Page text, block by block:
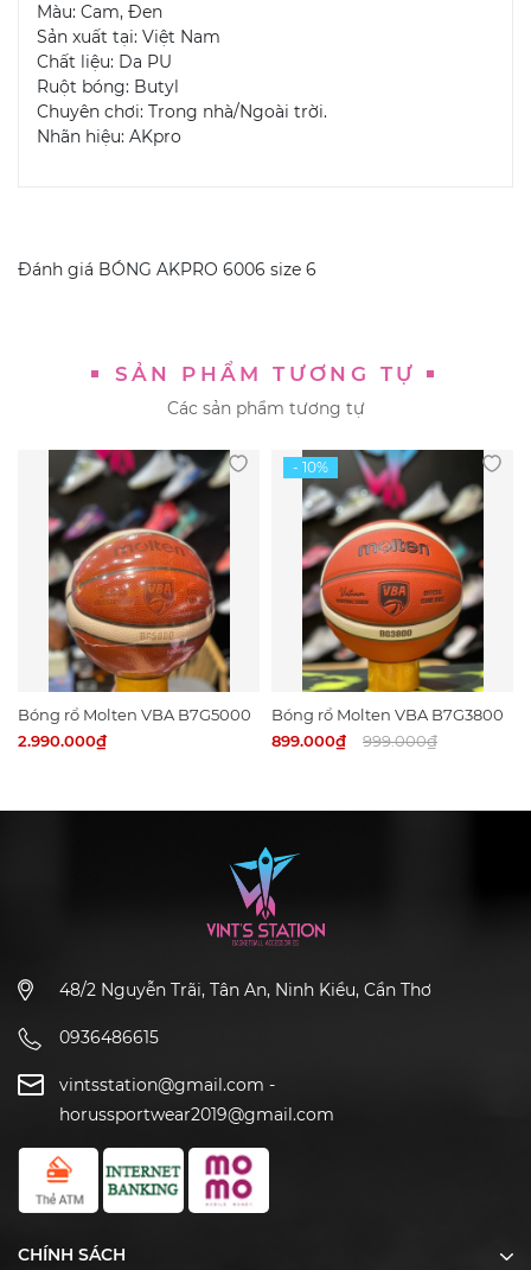
Màu: Cam, Đen
Sản xuất tại: Việt Nam
Chất liệu: Da PU
Ruột bóng: Butyl
Chuyên chơi: Trong nhà/Ngoài trời.
Nhãn hiệu: AKpro
Đánh giá BÓNG AKPRO 6006 size 6
SẢN PHẨM TƯƠNG TỰ
Các sản phẩm tương tự
Bóng rổ Molten VBA B7G5000
Da thật – Size 7 (Hàng order
2.990.000₫
Bóng rổ Molten VBA B7G3800
– Size 7
899.000₫ 999.000₫
48/2 Nguyễn Trãi, Tân An, Ninh Kiều, Cần Thơ
0936486615
vintsstation@gmail.com -
horussportwear2019@gmail.com
CHÍNH SÁCH